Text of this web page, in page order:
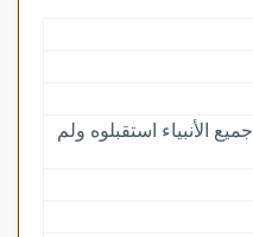
الأنبياء استقبلوه ولم